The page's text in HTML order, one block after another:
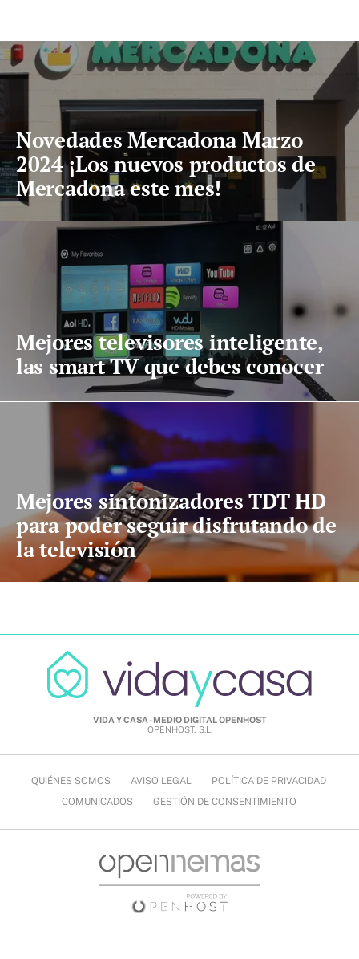
Novedades Mercadona Marzo
2024 ¡Los nuevos productos de
Mercadona este mes!
Mejores televisores inteligente,
las smart TV que debes conocer
Mejores sintonizadores TDT HD
para poder seguir disfrutando de
la televisión
VIDA Y CASA - MEDIO DIGITAL OPENHOST
OPENHOST, S.L.
QUIÉNES SOMOS AVISO LEGAL
POLÍTICA DE PRIVACIDAD
COMUNICADOS
GESTIÓN DE CONSENTIMIENTO